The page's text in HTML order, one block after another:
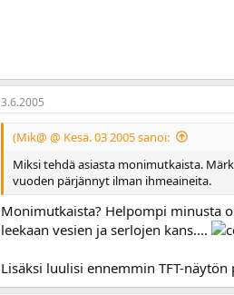
3.6.2005
(Mik@ @ Kesä. 03 2005 sanoi:
Miksi tehdä asiasta monimutkaista.
vuoden pärjännyt ilman ihmeaineita.
Monimutkaista? Helpompi minusta
leekaan vesien ja serlojen kans....
Lisäksi luulisi ennemmin TFT-